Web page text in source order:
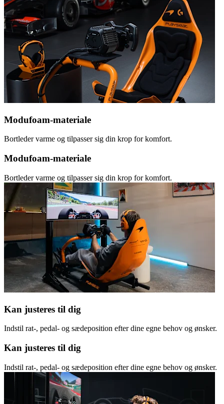
Modufoam-materiale
Bortleder varme og tilpasser sig din krop for komfort.
Modufoam-materiale
Bortleder varme og tilpasser sig din krop for komfort.
Kan justeres til dig
Indstil rat-, pedal- og sædeposition efter dine egne behov og ønsker.
Kan justeres til dig
Indstil rat-, pedal- og sædeposition efter dine egne behov og ønsker.